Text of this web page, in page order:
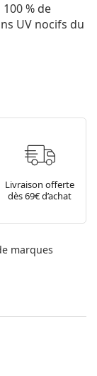
% de
UV nocifs du
Livraison offerte
dès 69€ d’achat
marques